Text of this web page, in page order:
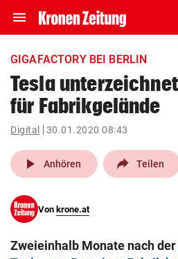
menu Navigation
ein-/ausklappen
account_circle Anmelden
pin_drop
Wien
search
eingeben
GIGAFACTORY BEI BERLIN
Tesla
für Fabrikgelände
Digital 30.01.2020 08:43
play_arrow Anhören Teilen
Von krone.at
Zweieinhalb Monate nach der